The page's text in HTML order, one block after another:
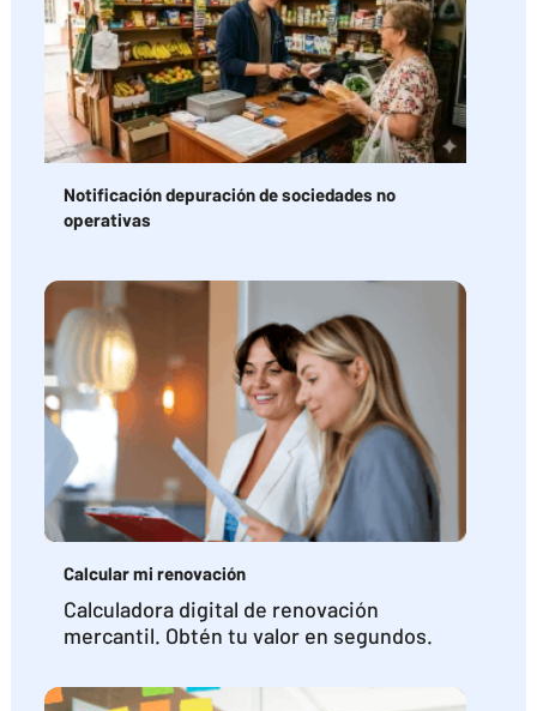
Notificación depuración de sociedades no
operativas
Calcular mi renovación
Calculadora digital de renovación
mercantil. Obtén tu valor en segundos.